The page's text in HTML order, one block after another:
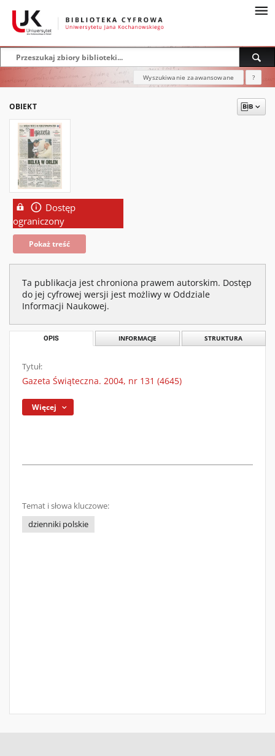
Wyszukiwanie zaawansowane ?
OBIEKT
Dostęp
ograniczony
Pokaż treść
Ta publikacja jest chroniona prawem autorskim. Dostęp
do jej cyfrowej wersji jest możliwy w Oddziale
Informacji Naukowej.
OPIS INFORMACJE STRUKTURA
Tytuł:
Gazeta Świąteczna. 2004, nr 131 (4645)
Więcej
Temat i słowa kluczowe:
dzienniki polskie